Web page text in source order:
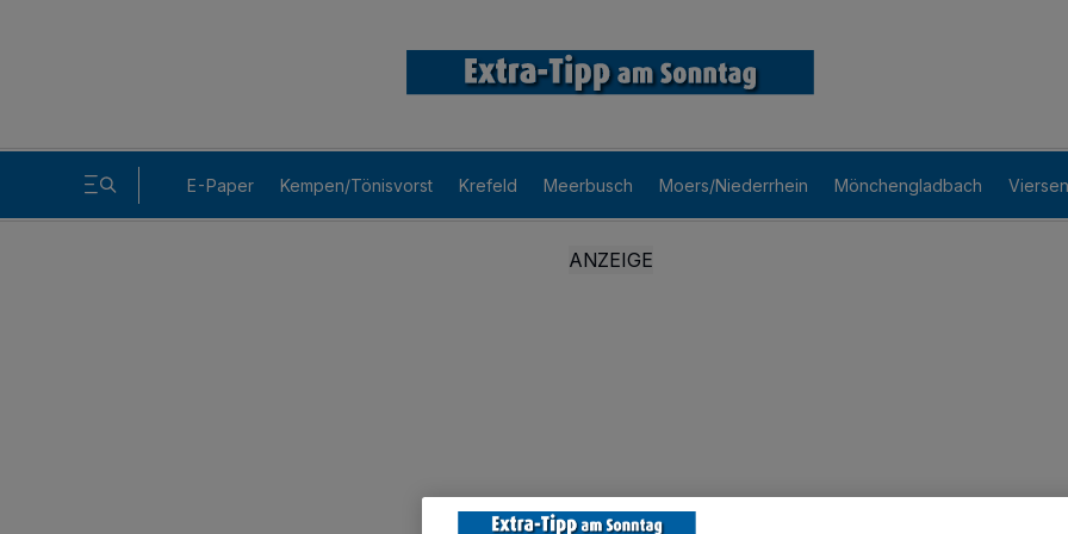
E-Paper Kempen/Tönisvorst Krefeld Meerbusch Moers/Niederrhein Mönchengladbach Viersen